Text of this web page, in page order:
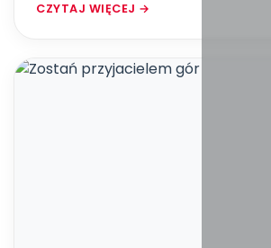
CZYTAJ WIĘCEJ →